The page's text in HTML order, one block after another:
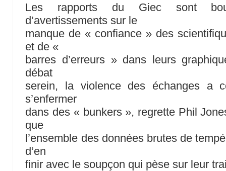
Les rapports du Giec sont
d’avertissements sur le
manque de « confiance » des
et de «
barres d’erreurs » dans leurs
débat
serein, la violence des échanges a
s’enfermer
dans des « bunkers », regrette Phil
que
l’ensemble des données brutes de
d’en
finir avec le soupçon qui pèse sur leur